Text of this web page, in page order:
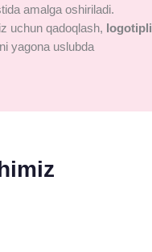
amalga oshiriladi.
uchun qadoqlash, logotipli
yagona uslubda